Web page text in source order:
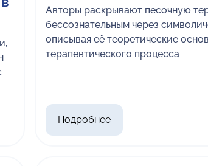
Авторы раскрывают песочную
бессознательным через
описывая её теоретические
терапевтического процесса
Подробнее